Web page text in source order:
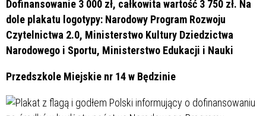
Przedszkole Miejskie nr 14 w Będzinie